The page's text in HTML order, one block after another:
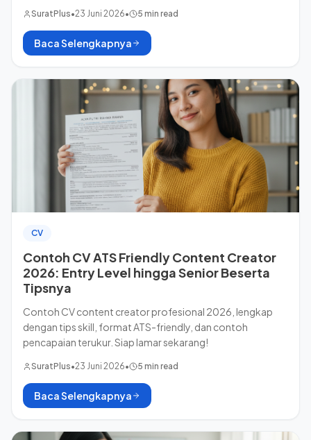
SuratPlus•23 Juni 2026• 5 min read
Baca Selengkapnya
CV
Contoh CV ATS Friendly Content Creator
2026: Entry Level hingga Senior Beserta
Tipsnya
Contoh CV content creator profesional 2026, lengkap
dengan tips skill, format ATS-friendly, dan contoh
pencapaian terukur. Siap lamar sekarang!
SuratPlus•23 Juni 2026• 5 min read
Baca Selengkapnya